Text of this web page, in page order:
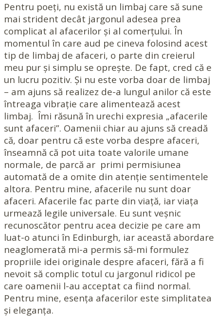
Pentru poeți, nu există un limbaj care să sune
mai strident decât jargonul adesea prea
complicat al afacerilor și al comerțului. În
momentul în care aud pe cineva folosind acest
tip de limbaj de afaceri, o parte din creierul
meu pur și simplu se oprește. De fapt, cred că e
un lucru pozitiv. Și nu este vorba doar de limbaj
– am ajuns să realizez de-a lungul anilor că este
întreaga vibrație care alimentează acest
limbaj. Îmi răsună în urechi expresia „afacerile
sunt afaceri”. Oamenii chiar au ajuns să creadă
că, doar pentru că este vorba despre afaceri,
înseamnă că pot uita toate valorile umane
normale, de parcă ar primi permisiunea
automată de a omite din atenție sentimentele
altora. Pentru mine, afacerile nu sunt doar
afaceri. Afacerile fac parte din viață, iar viața
urmează legile universale. Eu sunt veșnic
recunoscător pentru acea decizie pe care am
luat-o atunci în Edinburgh, iar această abordare
neaglomerată mi-a permis să-mi formulez
propriile idei originale despre afaceri, fără a fi
nevoit să complic totul cu jargonul ridicol pe
care oamenii l-au acceptat ca fiind normal.
Pentru mine, esența afacerilor este simplitatea
și eleganța.